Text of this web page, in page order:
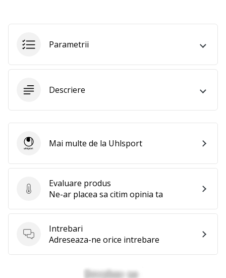
al
brandului.
toate
Parametrii
Descriere
Evaluare produs
Evaluare produs
Ne-ar placea sa citim opinia ta
Intrebari
Intrebari
Adreseaza-ne orice intrebare
UhlsportMai multe de la Uhlsport